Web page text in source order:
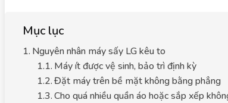
Mục lục
Nguyên nhân máy sấy LG kêu to
Máy ít được vệ sinh, bảo trì định kỳ
Đặt máy trên bề mặt không bằng phẳng
Cho quá nhiều quần áo hoặc sắp xếp